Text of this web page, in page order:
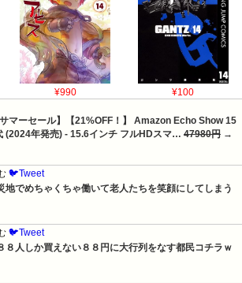
¥990 ¥100
マーセール】【21%OFF！】 Amazon Echo Show 15
(2024年発売) - 15.6インチ フルHDスマ… 47980円 →
🐦Tweet
地でめちゃくちゃ働いて老人たちを笑顔にしてしまう
🐦Tweet
８人しか買えない８８円に大行列をなす都民コチラｗ